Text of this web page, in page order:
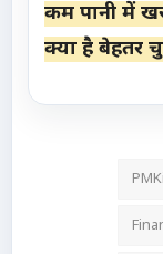
कम पानी में
क्या है बेहतर